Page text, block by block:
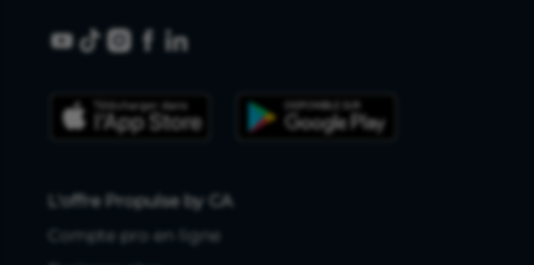
L'offre Propulse by CA
Compte pro en ligne